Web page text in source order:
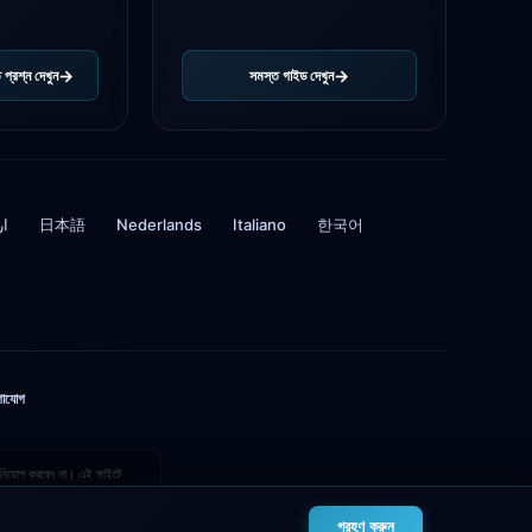
প্রশ্ন দেখুন সমস্ত গাইড দেখুন
日本語 Nederlands Italiano 한국어
করবেন না। এই সাইটে
গ্রহণ করুন